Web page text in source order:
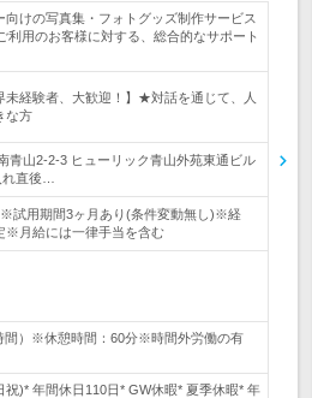
向けの写真集・フォトグッズ制作サービス
利用のお客様に対する、総合的なサポート
未経験者、大歓迎！】★対話を通じて、人
な方
青山2-2-3 ヒューリック青山外苑東通ビル
直後…
※試用期間3ヶ月あり(条件変動無し)※経
※月給には一律手当を含む
間）※休憩時間：60分※時間外労働の有
祝)* 年間休日110日* GW休暇* 夏季休暇* 年